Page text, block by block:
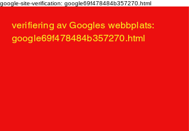
google-site-verification: google69f478484b357270.html
verifiering av Googles webbplats:
google69f478484b357270.html